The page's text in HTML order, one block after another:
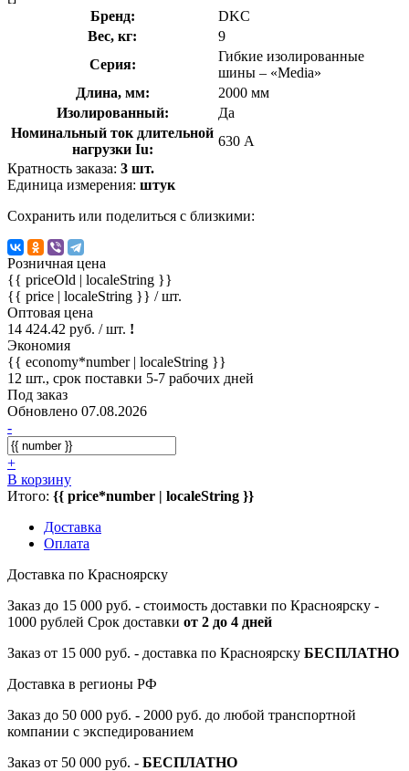
Бренд:
DKC
Вес, кг:
9
Серия:
Гибкие изолированные
шины – «Media»
Длина, мм:
2000 мм
Изолированный:
Да
Номинальный ток длительной
нагрузки Iu:
630 А
Кратность заказа: 3 шт.
Единица измерения: штук
Сохранить или поделиться с близкими:
Розничная цена
{{ priceOld | localeString }}
{{ price | localeString }} / шт.
Оптовая цена
14 424.42 руб. / шт. !
Экономия
{{ economy*number | localeString }}
12 шт., срок поставки 5-7 рабочих дней
Под заказ
Обновлено 07.08.2026
-
+
В корзину
Итого: {{ price*number | localeString }}
Доставка
Оплата
Доставка по Красноярску
Заказ до 15 000 руб. - стоимость доставки по Красноярску -
1000 рублей Срок доставки от 2 до 4 дней
Заказ от 15 000 руб. - доставка по Красноярску БЕСПЛАТНО
Доставка в регионы РФ
Заказ до 50 000 руб. - 2000 руб. до любой транспортной
компании с экспедированием
Заказ от 50 000 руб. - БЕСПЛАТНО